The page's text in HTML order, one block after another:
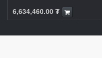
6,634,460.00 ₮